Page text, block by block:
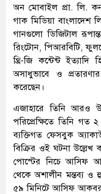
অন মোবাইল প্রা. লি.
গাক মিডিয়া বাংলাদেশ
গানগুলো ডিজিটাল
রিংটোন, পিআরবিটি,
থ্রি-জি কন্টেন্ট ইত্যাদি
অসাধুভাবে ও
করেছেন।
এজাহারে তিনি আরও
পরিপ্রেক্ষিতে তিনি
ব্যক্তিগত ফেসবুক
বিক্রির ওই ঘটনা
পোস্টের নিচে আসিফ
থেকে অশালীন মন্তব্য ও
৫৯ মিনিটে আসিফ আকবর